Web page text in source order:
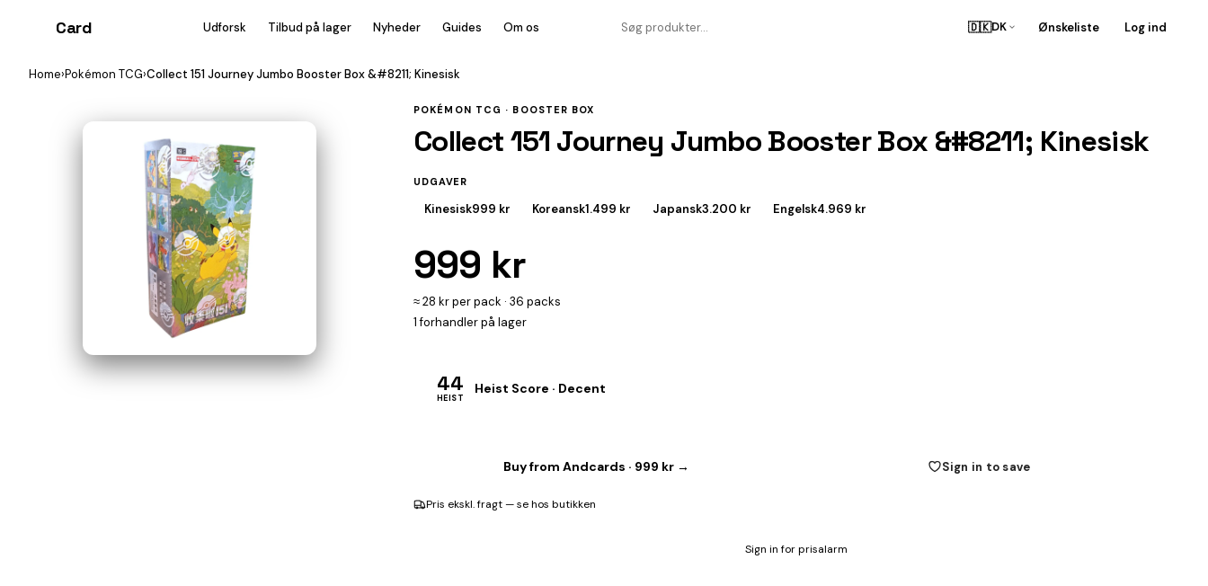
Card Udforsk Tilbud på lager Nyheder Guides Om os 🇩🇰DK Ønskeliste Log ind
Home›Pokémon TCG›Collect 151 Journey Jumbo Booster Box &#8211; Kinesisk
POKÉMON TCG · BOOSTER BOX
Collect 151 Journey Jumbo Booster Box &#8211; Kinesisk
UDGAVER
Kinesisk999 kr Koreansk1.499 kr Japansk3.200 kr Engelsk4.969 kr
999 kr
≈ 28 kr per pack · 36 packs
1 forhandler på lager
44
HEIST
Heist Score · Decent
Buy from Andcards · 999 kr → Sign in to save
Pris ekskl. fragt — se hos butikken
Sign in for prisalarm